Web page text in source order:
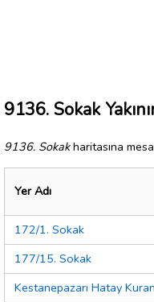
9136. Sokak
9136. Sokakharitasına
Yer Adı
172/1. Sokak
177/15. Sokak
Kestanepazarı Hatay